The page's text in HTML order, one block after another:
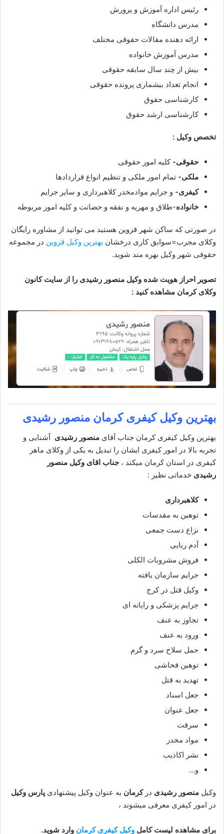
رئیس اداره آموزش و پرورش
مدرس دانشگاه
ارائه دهنده مقالات حقوقی مختلف
مدرس آموزش خانواده
بیش از چند سال سابقه حقوقی
انجام تعداد بیشماری پرونده حقوقی
کارشناسی حقوق
کارشناسی ارشد حقوق
تخصص وکیل :
حقوقی-کلیه امور حقوقی
ملکی- تمام امور ملکی و تنظیم انواع قراردادها
کیفری- و جرایم موادمخدر کلاهبرداری و سایر جرایم
خانواده-طلاق و مهریه و نفقه و حضانت و کلیه امور مربوطه
در صورتی که ساکن شهر قزوین هستید می توانید از مشاوره رایگان
وکلای مجرب=سوابق کاری درخشان بهترین وکیل قزوین در مجموعه
حقوقی شهر وکیل بهره مند شوید.
تصویر احراز هویت شده وکیل منصور رشیدی را از سایت کانون
وکلای کرمان مشاهده کنید :
بهترین وکیل کیفری کرمان منصور رشیدی
بهترین وکیل کیفری کرمان جناب آقای منصور رشیدی آشنایی و
تجربه بالا در امور کیفری ایشان را تبدیل به یکی از وکلای ماهر
کیفری در استان کرمان میکند ، جناب اقای وکیل منصور
رشیدی خدماتی نظیر :
کلاهبرداری
توهین به مقدسات
نزاع دست جمعی
آدم ربایی
فروش مشروبات الکلی
جرایم سازمان یافته
وکیل قتل در کرج
جرایم پزشکی و رایانه ای
تجاوز به عنف
ورود به عنف
حمل سلاح سرد و گرم
توهین فحاشی
تهدید به قتل
جعل اسناد
جعل عنوان
سرقت
مواد مخدر
نشر اکاذیب
و…
وکیل منصور رشیدی در کرمان به عنوان وکیل پیشنهادی پارس وکیل
در امور کیفری معرفی میشوند ،
برای مشاهده لیست کامل وکیل کیفری کرمان وارد شوید.